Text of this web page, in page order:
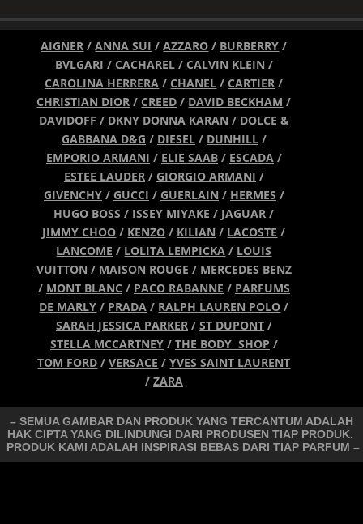
AIGNER /ANNA SUI /AZZARO / BURBERRY /
BVLGARI / CACHAREL/ CALVIN KLEIN /
CAROLINA HERRERA /CHANEL /CARTIER /
CHRISTIAN DIOR /CREED / DAVID BECKHAM /
DAVIDOFF / DKNY DONNA KARAN / DOLCE &
GABBANA D&G / DIESEL/ DUNHILL/
EMPORIO ARMANI / ELIE SAAB/ ESCADA /
ESTEE LAUDER/ GIORGIO ARMANI /
GIVENCHY/ GUCCI / GUERLAIN / HERMES /
HUGO BOSS / ISSEY MIYAKE / JAGUAR /
JIMMY CHOO / KENZO / KILIAN / LACOSTE /
LANCOME / LOLITA LEMPICKA / LOUIS
VUITTON / MAISON ROUGE / MERCEDES BENZ
/ MONT BLANC / PACO RABANNE / PARFUMS
DE MARLY / PRADA / RALPH LAUREN POLO /
SARAH JESSICA PARKER/ ST DUPONT/
STELLA MCCARTNEY/ THE BODY SHOP /
TOM FORD /VERSACE /YVES SAINT LAURENT
/ ZARA
– SEMUA GAMBAR DAN PRODUK YANG TERCANTUM ADALAH
HAK CIPTA YANG DILINDUNGI DARI PRODUSEN TIAP PRODUK.
PRODUK KAMI ADALAH INSPIRASI BEBAS DARI TIAP PARFUM –